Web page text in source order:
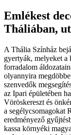
Emlékest
Tháliában,
A Thália Színház
gyertyák, melyeket a
forradalom
olyannyira
szenvedők
az Ipari épületében
Vöröskereszt és
a segélycsomagokat
eredményező
kassa környéki